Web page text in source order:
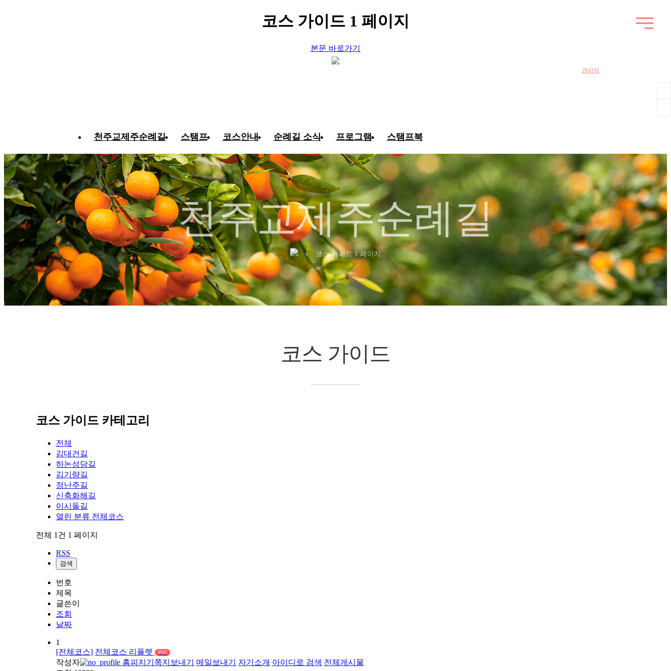
코스 가이드 1 페이지
본문 바로가기
천주교제주순례길 스탬프 코스안내 순례길 소식 프로그램 스탬프북
관리자
천주교제주순례길
chevron_right 코스 가이드 1 페이지
코스 가이드
코스 가이드 카테고리
전체
김대건길
하논성당길
김기량길
정난주길
신축화해길
이시돌길
열린 분류 전체코스
전체 1건 1 페이지
RSS
검색
번호
제목
글쓴이
조회
날짜
1
[전체코스] 전체코스 리플렛 PDF
작성자 홈피지기 쪽지보내기 메일보내기 자기소개 아이디로 검색 전체게시물